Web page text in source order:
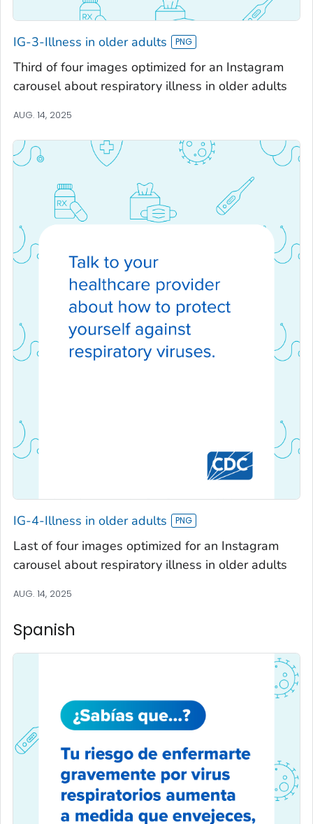
IG-3-Illness in older adults
Third of four images optimized for an Instagram
carousel about respiratory illness in older adults
AUG. 14, 2025
IG-4-Illness in older adults
Last of four images optimized for an Instagram
carousel about respiratory illness in older adults
AUG. 14, 2025
Spanish